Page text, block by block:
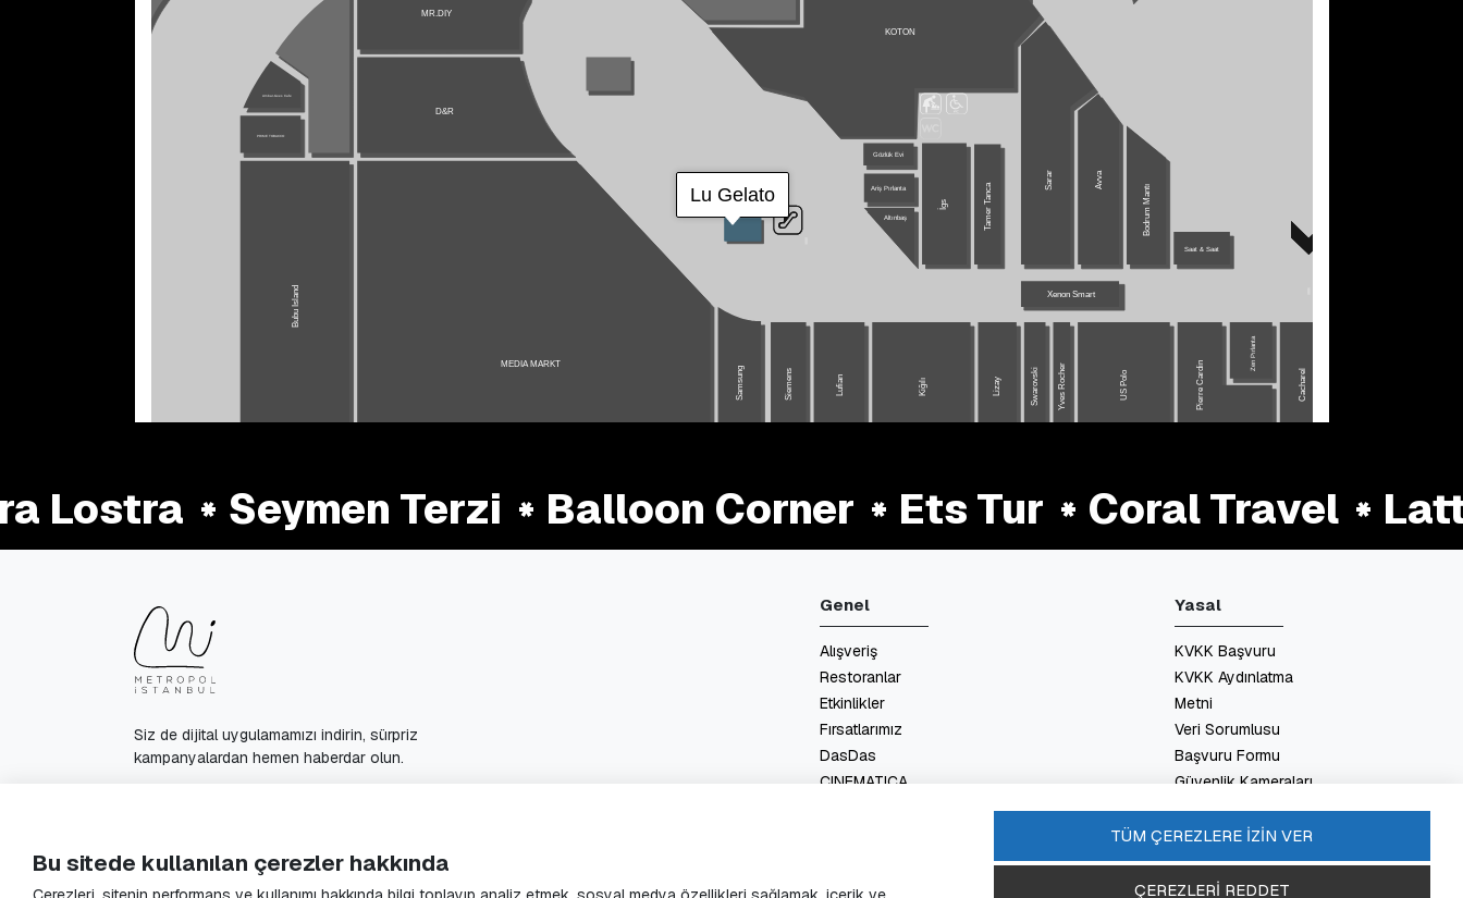
Lostra Seymen Terzi Balloon Corner Ets Tur Coral Travel
Siz de dijital uygulamamızı indirin, sürpriz
kampanyalardan hemen haberdar olun.
Genel
Alışveriş
Restoranlar
Etkinlikler
Fırsatlarımız
DasDas
CINEMATICA
Yasal
KVKK Başvuru
KVKK Aydınlatma
Metni
Veri Sorumlusu
Başvuru Formu
Güvenlik Kameraları
Aydınlatma Metni
Enerji Politikası
SSS
Bu sitede kullanılan çerezler hakkında
TÜM ÇEREZLERE İZİN VER
ÇEREZLERİ REDDET